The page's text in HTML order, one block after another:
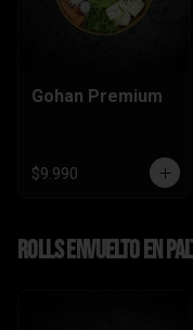
Gohan Premium
$9.990
Rolls envuelto en